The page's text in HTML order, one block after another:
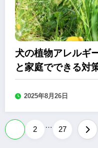
犬の植物アレルギ
と家庭でできる対
2025年8月26日
投
2 … 27